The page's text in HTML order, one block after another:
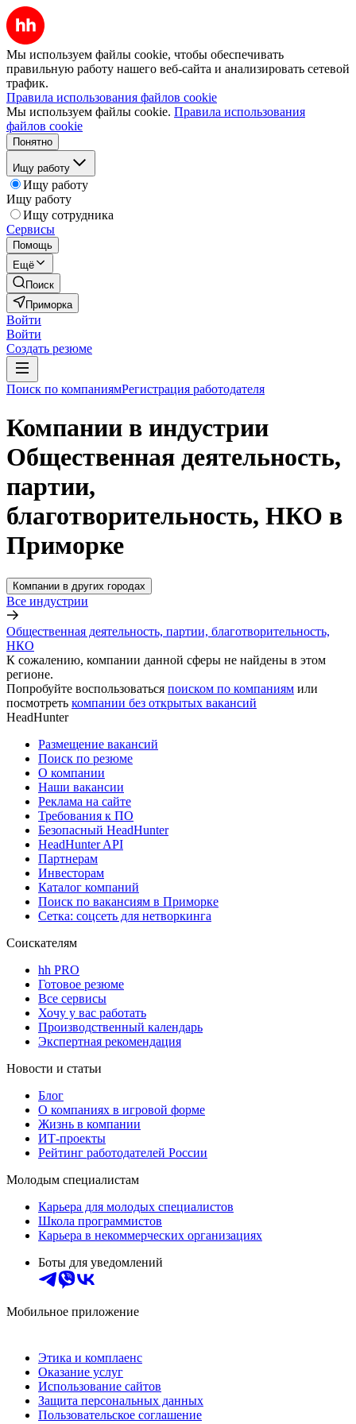
Мы используем файлы cookie, чтобы обеспечивать
правильную работу нашего веб-сайта и анализировать сетевой
трафик.
Правила использования файлов cookie
Мы используем файлы cookie. Правила использования
файлов cookie
Понятно
Ищу работу
Ищу работу
Ищу работу
Ищу сотрудника
Сервисы
Помощь
Ещё
Поиск
Приморка
Войти
Войти
Создать резюме
Поиск по компаниямРегистрация работодателя
Компании в индустрии
Общественная деятельность,
партии,
благотворительность, НКО в
Приморке
Компании в других городах
Все индустрии
Общественная деятельность, партии, благотворительность,
НКО
К сожалению, компании данной сферы не найдены в этом
регионе.
Попробуйте воспользоваться поиском по компаниям или
посмотреть компании без открытых вакансий
HeadHunter
Размещение вакансий
Поиск по резюме
О компании
Наши вакансии
Реклама на сайте
Требования к ПО
Безопасный HeadHunter
HeadHunter API
Партнерам
Инвесторам
Каталог компаний
Поиск по вакансиям в Приморке
Сетка: соцсеть для нетворкинга
Соискателям
hh PRO
Готовое резюме
Все сервисы
Хочу у вас работать
Производственный календарь
Экспертная рекомендация
Новости и статьи
Блог
О компаниях в игровой форме
Жизнь в компании
ИТ-проекты
Рейтинг работодателей России
Молодым специалистам
Карьера для молодых специалистов
Школа программистов
Карьера в некоммерческих организациях
Боты для уведомлений
Мобильное приложение
Этика и комплаенс
Оказание услуг
Использование сайтов
Защита персональных данных
Пользовательское соглашение